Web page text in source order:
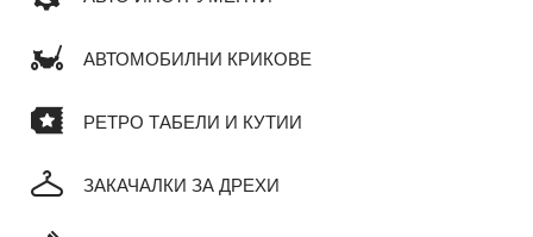
АВТОМОБИЛНИ КРИКОВЕ
РЕТРО ТАБЕЛИ И КУТИИ
ЗАКАЧАЛКИ ЗА ДРЕХИ